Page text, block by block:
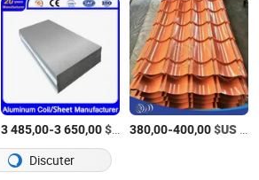
3 485,00-3 650,00$US /Kg
380,00-400,00$US
Discuter